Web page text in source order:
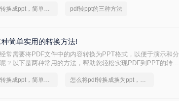
文件转换为PPT文件。
怎么将pdf转换成ppt，简单方法教你一招 pdf转ppt的三种方法
简单实用的转换方法!
常需要将PDF文件中的内容转换为PPT格式，以便于演示和分
？以下是两种常用的方法，帮助您轻松实现PDF到PPT的转
怎么将pdf转换成ppt，简单方法教你一招 怎么将pdf转换成换为ppt，实用的方法来了